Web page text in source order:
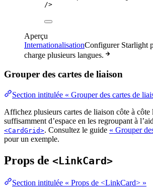
/>
Aperçu
InternationalisationConfigurer Starlight
charge plusieurs langues.
Grouper des cartes de liaison
Section intitulée « Grouper des cartes de
Affichez plusieurs cartes de liaison côte à côte
suffisamment d’espace en les regroupant à
<CardGrid>. Consultez le guide « Grouper
pour un exemple.
Props de <LinkCard>
Section intitulée « Props de <LinkCard> »